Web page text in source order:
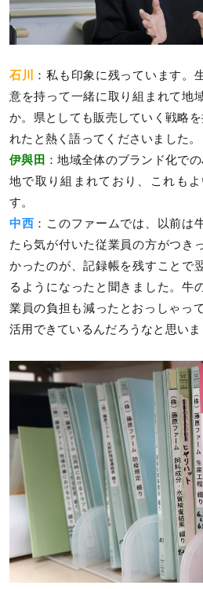
石川
：私も印象に残っています。
意を持って一緒に取り組まれて地
か。県としても販売していく戦略
れたと熱く語ってくださいました。
伊與田 ：地域全体のブランド化で
地で取り組まれており、これも
す。
中西 ：このファームでは、以前は
たら気が付いた従業員の方がつき
かったのが、記録帳を残すことで
るようになったと聞きました。牛
業員の負担も減ったとおっしゃっ
活用できているんだろうなと思いま